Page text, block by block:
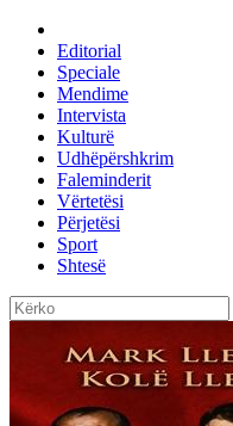
Editorial
Speciale
Mendime
Intervista
Kulturë
Udhëpërshkrim
Faleminderit
Vërtetësi
Përjetësi
Sport
Shtesë